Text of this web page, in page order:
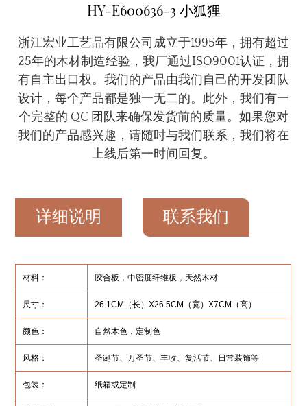
HY-E600636-3 小狐狸
浙江宏业工艺品有限公司成立于1995年，拥有超过
25年的木材制造经验，我厂通过ISO9001认证，拥
有自主出口权。我们的产品由我们自己的开发团队
设计，每个产品都是独一无二的。此外，我们有一
个完整的 QC 团队来确保发货前的质量。如果您对
我们的产品感兴趣，请随时与我们联系，我们将在
上线后第一时间回复。
详细说明 联系我们
材料： 胶合板，中密度纤维板，天然木材
尺寸： 26.1CM（长）X26.5CM（宽）X7CM（高）
颜色： 自然木色，定制色
风格： 圣诞节、万圣节、丰收、复活节、日常装饰等
包装： 纸箱或定制